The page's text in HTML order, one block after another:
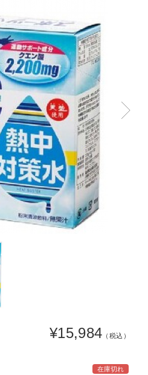
¥15,984 （税込）
在庫切れ